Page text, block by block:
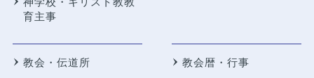
育主事
教会・伝道所 教会暦・行事